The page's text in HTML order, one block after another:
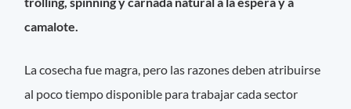
camalote.
La cosecha fue magra, pero las razones deben atribuirse
al poco tiempo disponible para trabajar cada sector